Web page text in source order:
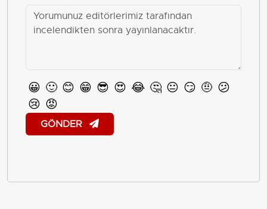
😀 🙂 😊 😁 😎 😍 😂 🤔 😐 😏 🤨 😕
😢 😡
GÖNDER